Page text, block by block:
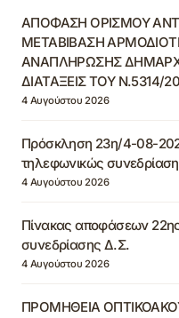
ΑΠΟΦΑΣΗ ΟΡΙΣΜΟΥ
ΜΕΤΑΒΙΒΑΣΗ
ΑΝΑΠΛΗΡΩΣΗΣ
ΔΙΑΤΑΞΕΙΣ ΤΟΥ Ν.5314/
4 Αυγούστου 2026
Πρόσκληση 23η/4-08-
τηλεφωνικώς
4 Αυγούστου 2026
Πίνακας αποφάσεων
συνεδρίασης Δ.Σ.
4 Αυγούστου 2026
ΠΡΟΜΗΘΕΙΑ